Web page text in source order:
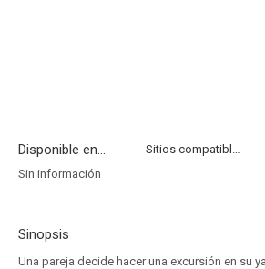
Disponible en...
Sitios compatibles
Sin información
Sinopsis
Una pareja decide hacer una excursión en su